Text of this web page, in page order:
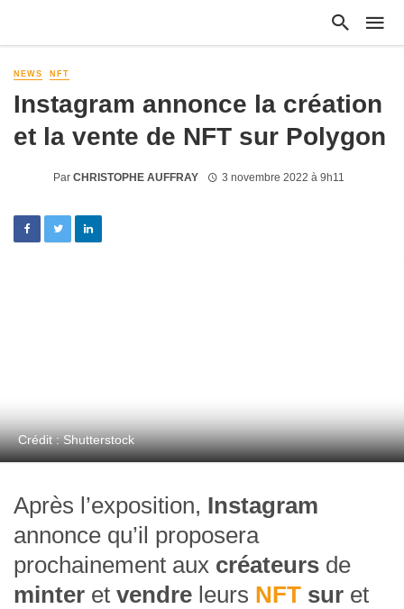
NEWS NFT
Instagram annonce la création
et la vente de NFT sur Polygon
Par CHRISTOPHE AUFFRAY 3 novembre 2022 à 9h11
Crédit : Shutterstock
Après l’exposition, Instagram
annonce qu’il proposera
prochainement aux créateurs de
minter et vendre leurs NFT sur et